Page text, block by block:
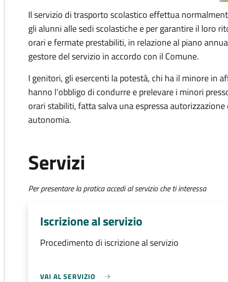
Il servizio di trasporto scolastico effettua
gli alunni alle sedi scolastiche e per garantire il loro
orari e fermate prestabiliti, in relazione al piano
gestore del servizio in accordo con il Comune.
I genitori, gli esercenti la potestà, chi ha il minore in
hanno l’obbligo di condurre e prelevare i minori
orari stabiliti, fatta salva una espressa
autonomia.
Servizi
Per presentare la pratica accedi al servizio che ti interessa
Iscrizione al servizio
Procedimento di iscrizione al servizio
VAI AL SERVIZIO